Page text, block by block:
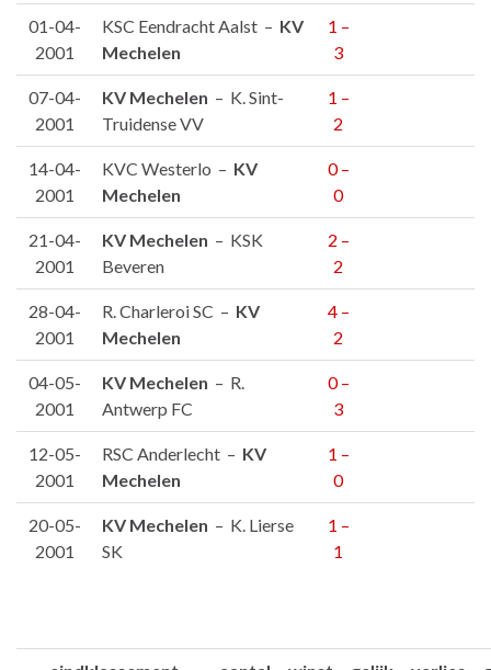
01-04-
2001
KSC Eendracht Aalst – KV
Mechelen
1 –
3
07-04-
2001
KV Mechelen – K. Sint-
Truidense VV
1 –
2
14-04-
2001
KVC Westerlo – KV
Mechelen
0 –
0
21-04-
2001
KV Mechelen – KSK
Beveren
2 –
2
28-04-
2001
R. Charleroi SC – KV
Mechelen
4 –
2
04-05-
2001
KV Mechelen – R.
Antwerp FC
0 –
3
12-05-
2001
RSC Anderlecht – KV
Mechelen
1 –
0
20-05-
2001
KV Mechelen – K. Lierse
SK
1 –
1